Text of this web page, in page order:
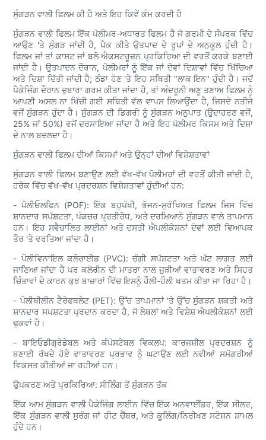
ਸੁੰਗੜਨ ਵਾਲੀ ਫਿਲਮ ਕੀ ਹੈ ਅਤੇ ਇਹ ਕਿਵੇਂ ਕੰਮ ਕਰਦੀ ਹੈ
ਸੁੰਗੜਨ ਵਾਲੀ ਫਿਲਮ ਇੱਕ ਪੋਲੀਮਰ-ਅਧਾਰਤ ਫਿਲਮ ਹੈ ਜੋ ਗਰਮੀ ਦੇ ਸੰਪਰਕ ਵਿੱਚ
ਆਉਣ 'ਤੇ ਸੁੰਗੜ ਜਾਂਦੀ ਹੈ, ਪੈਕ ਕੀਤੇ ਉਤਪਾਦ ਦੇ ਰੂਪਾਂ ਦੇ ਅਨੁਕੂਲ ਹੁੰਦੀ ਹੈ।
ਫਿਲਮ ਜਾਂ ਤਾਂ ਕਾਸਟ ਜਾਂ ਬਲੋ ਐਕਸਟਰੂਜ਼ਨ ਪ੍ਰਕਿਰਿਆ ਦੀ ਵਰਤੋਂ ਕਰਕੇ ਬਣਾਈ
ਜਾਂਦੀ ਹੈ। ਉਤਪਾਦਨ ਦੌਰਾਨ, ਪੋਲੀਮਰਾਂ ਨੂੰ ਇੱਕ ਜਾਂ ਦੋਵਾਂ ਦਿਸ਼ਾਵਾਂ ਵਿੱਚ ਖਿੱਚਿਆ
ਅਤੇ ਦਿਸ਼ਾ ਦਿੱਤੀ ਜਾਂਦੀ ਹੈ; ਠੰਡਾ ਹੋਣ 'ਤੇ ਇਹ ਸਥਿਤੀ "ਲਾਕ ਇਨ" ਹੁੰਦੀ ਹੈ। ਜਦੋਂ
ਪੈਕੇਜਿੰਗ ਦੌਰਾਨ ਦੁਬਾਰਾ ਗਰਮ ਕੀਤਾ ਜਾਂਦਾ ਹੈ, ਤਾਂ ਅੰਦਰੂਨੀ ਅਣੂ ਤਣਾਅ ਫਿਲਮ ਨੂੰ
ਆਪਣੀ ਅਸਲ ਨਾ ਖਿੱਚੀ ਗਈ ਸਥਿਤੀ ਵੱਲ ਵਾਪਸ ਲਿਆਉਂਦਾ ਹੈ, ਜਿਸਦੇ ਨਤੀਜੇ
ਵਜੋਂ ਸੁੰਗੜਨ ਹੁੰਦਾ ਹੈ। ਸੁੰਗੜਨ ਦੀ ਡਿਗਰੀ ਨੂੰ ਸੁੰਗੜਨ ਅਨੁਪਾਤ (ਉਦਾਹਰਣ ਵਜੋਂ,
25% ਜਾਂ 50%) ਵਜੋਂ ਦਰਸਾਇਆ ਜਾਂਦਾ ਹੈ ਅਤੇ ਇਹ ਪੋਲੀਮਰ ਕਿਸਮ ਅਤੇ ਦਿਸ਼ਾ
ਦੇ ਨਾਲ ਬਦਲਦਾ ਹੈ।
ਸੁੰਗੜਨ ਵਾਲੀ ਫਿਲਮ ਦੀਆਂ ਕਿਸਮਾਂ ਅਤੇ ਉਨ੍ਹਾਂ ਦੀਆਂ ਵਿਸ਼ੇਸ਼ਤਾਵਾਂ
ਸੁੰਗੜਨ ਵਾਲੀ ਫਿਲਮ ਬਣਾਉਣ ਲਈ ਵੱਖ-ਵੱਖ ਪੋਲੀਮਰਾਂ ਦੀ ਵਰਤੋਂ ਕੀਤੀ ਜਾਂਦੀ ਹੈ,
ਹਰੇਕ ਵਿੱਚ ਵੱਖ-ਵੱਖ ਪ੍ਰਦਰਸ਼ਨ ਵਿਸ਼ੇਸ਼ਤਾਵਾਂ ਹੁੰਦੀਆਂ ਹਨ:
- ਪੋਲੀਓਲਫਿਨ (POF): ਇੱਕ ਬਹੁਪੱਖੀ, ਭੋਜਨ-ਸੁਰੱਖਿਅਤ ਫਿਲਮ ਜਿਸ ਵਿੱਚ
ਸ਼ਾਨਦਾਰ ਸਪੱਸ਼ਟਤਾ, ਪੰਕਚਰ ਪ੍ਰਤੀਰੋਧ, ਅਤੇ ਦਰਮਿਆਨੇ ਸੁੰਗੜਨ ਵਾਲੇ ਤਾਪਮਾਨ
ਹਨ। ਇਹ ਸਵੈਚਾਲਿਤ ਲਾਈਨਾਂ ਅਤੇ ਦਸਤੀ ਐਪਲੀਕੇਸ਼ਨਾਂ ਦੋਵਾਂ ਲਈ ਵਿਆਪਕ
ਤੌਰ 'ਤੇ ਵਰਤਿਆ ਜਾਂਦਾ ਹੈ।
- ਪੌਲੀਵਿਨਾਇਲ ਕਲੋਰਾਈਡ (PVC): ਚੰਗੀ ਸਪੱਸ਼ਟਤਾ ਅਤੇ ਘੱਟ ਲਾਗਤ ਲਈ
ਜਾਣਿਆ ਜਾਂਦਾ ਹੈ ਪਰ ਕਲੋਰੀਨ ਦੀ ਮਾਤਰਾ ਨਾਲ ਜੁੜੀਆਂ ਵਾਤਾਵਰਣ ਅਤੇ ਸਿਹਤ
ਚਿੰਤਾਵਾਂ ਦੇ ਕਾਰਨ ਕੁਝ ਬਾਜ਼ਾਰਾਂ ਵਿੱਚ ਇਸਨੂੰ ਹੌਲੀ-ਹੌਲੀ ਖਤਮ ਕੀਤਾ ਜਾ ਰਿਹਾ ਹੈ।
- ਪੋਲੀਥੀਲੀਨ ਟੈਰੇਫਥਲੇਟ (PET): ਉੱਚ ਤਾਪਮਾਨਾਂ 'ਤੇ ਉੱਚ ਸੁੰਗੜਨ ਸ਼ਕਤੀ ਅਤੇ
ਸ਼ਾਨਦਾਰ ਸਪਸ਼ਟਤਾ ਪ੍ਰਦਾਨ ਕਰਦਾ ਹੈ, ਜੋ ਲੇਬਲਾਂ ਅਤੇ ਵਿਸ਼ੇਸ਼ ਐਪਲੀਕੇਸ਼ਨਾਂ ਲਈ
ਢੁਕਵਾਂ ਹੈ।
- ਬਾਇਓਡੀਗ੍ਰੇਡੇਬਲ ਅਤੇ ਕੰਪੋਸਟੇਬਲ ਵਿਕਲਪ: ਕਾਰਜਸ਼ੀਲ ਪ੍ਰਦਰਸ਼ਨ ਨੂੰ
ਬਣਾਈ ਰੱਖਦੇ ਹੋਏ ਵਾਤਾਵਰਣ ਪ੍ਰਭਾਵ ਨੂੰ ਘਟਾਉਣ ਲਈ ਨਵੀਆਂ ਸਮੱਗਰੀਆਂ
ਵਿਕਸਤ ਕੀਤੀਆਂ ਜਾ ਰਹੀਆਂ ਹਨ।
ਉਪਕਰਣ ਅਤੇ ਪ੍ਰਕਿਰਿਆ: ਸੀਲਿੰਗ ਤੋਂ ਸੁੰਗੜਨ ਤੱਕ
ਇੱਕ ਆਮ ਸੁੰਗੜਨ ਵਾਲੀ ਪੈਕੇਜਿੰਗ ਲਾਈਨ ਵਿੱਚ ਇੱਕ ਅਨਵਾਈਂਡਰ, ਇੱਕ ਸੀਲਰ,
ਇੱਕ ਸੁੰਗੜਨ ਵਾਲੀ ਸੁਰੰਗ ਜਾਂ ਹੀਟ ਚੈਂਬਰ, ਅਤੇ ਕੂਲਿੰਗ/ਨਿਰੀਖਣ ਸਟੇਸ਼ਨ ਸ਼ਾਮਲ
ਹੁੰਦੇ ਹਨ।